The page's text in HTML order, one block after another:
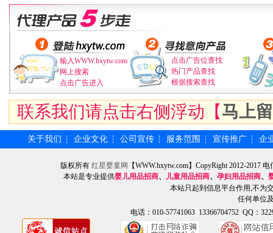
输入WWW.hxytw.com
网上搜索
点击广告进入
点击广告位查找
热门产品查找
根据搜索查找
联系我们请点击右侧浮动【马上
关于我们 ┆ 企业文化 ┆ 公司宣传 ┆ 服务范围 ┆ 宣传推广 ┆ 企
版权所有 红星婴童网
【WWW.hxytw.com】CopyRight 2012-2017
本站是专业提供婴儿用品招商、 儿童用品招商、 孕妇用品招商、
本站只起到信息平台作用,不为
任何单位
电话：010-57741063 13366704752 QQ：